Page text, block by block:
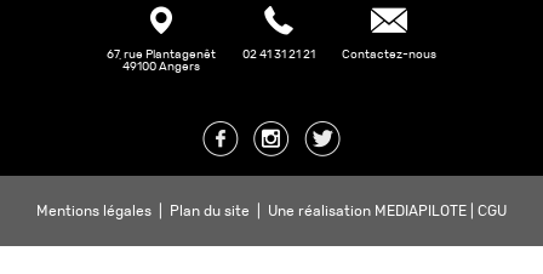
67, rue Plantagenêt
49100 Angers
02 41 31 21 21 Contactez-nous
Mentions légales Plan du site Une réalisation MEDIAPILOTE CGU